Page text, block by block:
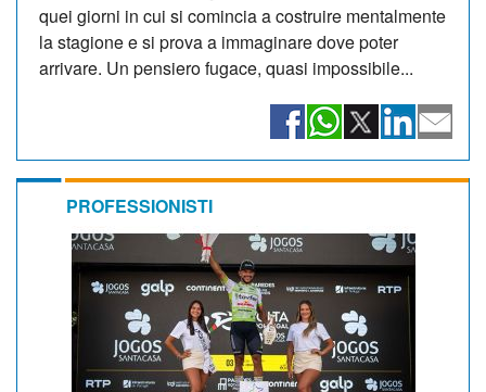
quei giorni in cui si comincia a costruire mentalmente
la stagione e si prova a immaginare dove poter
arrivare. Un pensiero fugace, quasi impossibile...
PROFESSIONISTI